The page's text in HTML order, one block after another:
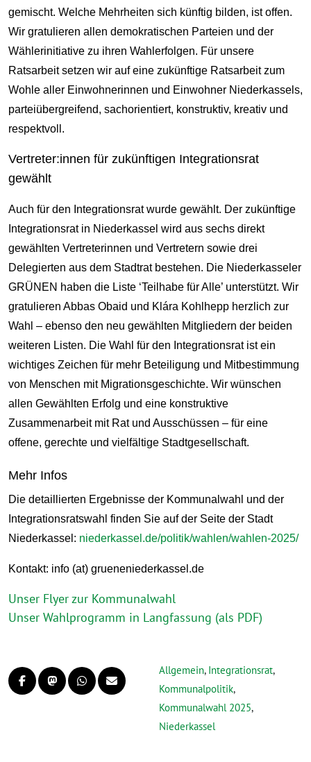
gemischt. Welche Mehrheiten sich künftig bilden, ist offen.
Wir gratulieren allen demokratischen Parteien und der
Wählerinitiative zu ihren Wahlerfolgen. Für unsere
Ratsarbeit setzen wir auf eine zukünftige Ratsarbeit zum
Wohle aller Einwohnerinnen und Einwohner Niederkassels,
parteiübergreifend, sachorientiert, konstruktiv, kreativ und
respektvoll.
Vertreter:innen für zukünftigen Integrationsrat
gewählt
Auch für den Integrationsrat wurde gewählt. Der zukünftige
Integrationsrat in Niederkassel wird aus sechs direkt
gewählten Vertreterinnen und Vertretern sowie drei
Delegierten aus dem Stadtrat bestehen. Die Niederkasseler
GRÜNEN haben die Liste ‘Teilhabe für Alle’ unterstützt. Wir
gratulieren Abbas Obaid und Klára Kohlhepp herzlich zur
Wahl – ebenso den neu gewählten Mitgliedern der beiden
weiteren Listen. Die Wahl für den Integrationsrat ist ein
wichtiges Zeichen für mehr Beteiligung und Mitbestimmung
von Menschen mit Migrationsgeschichte. Wir wünschen
allen Gewählten Erfolg und eine konstruktive
Zusammenarbeit mit Rat und Ausschüssen – für eine
offene, gerechte und vielfältige Stadtgesellschaft.
Mehr Infos
Die detaillierten Ergebnisse der Kommunalwahl und der
Integrationsratswahl finden Sie auf der Seite der Stadt
Niederkassel: niederkassel.de/politik/wahlen/wahlen-2025/
Kontakt: info (at) grueneniederkassel.de
Unser Flyer zur Kommunalwahl
Unser Wahlprogramm in Langfassung (als PDF)
Allgemein, Integrationsrat,
Kommunalpolitik,
Kommunalwahl 2025,
Niederkassel